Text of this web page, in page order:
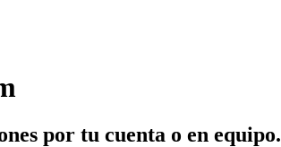
por tu cuenta o en equipo.